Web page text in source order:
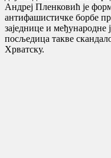
Андреј Пленковић је
антифашистичке борбе
заједнице и међународне
посљедица такве
Хрватску.